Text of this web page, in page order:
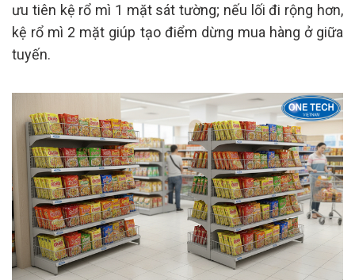
ưu tiên kệ rổ mì 1 mặt sát tường; nếu lối đi rộng hơn,
kệ rổ mì 2 mặt giúp tạo điểm dừng mua hàng ở giữa
tuyến.